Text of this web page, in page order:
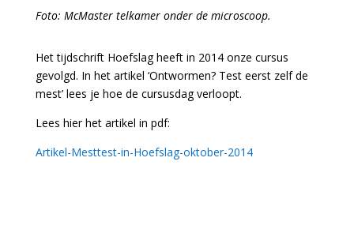
Foto: McMaster telkamer onder de microscoop.
Het tijdschrift Hoefslag heeft in 2014 onze cursus
gevolgd. In het artikel ‘Ontwormen? Test eerst zelf de
mest’ lees je hoe de cursusdag verloopt.
Lees hier het artikel in pdf:
Artikel-Mesttest-in-Hoefslag-oktober-2014